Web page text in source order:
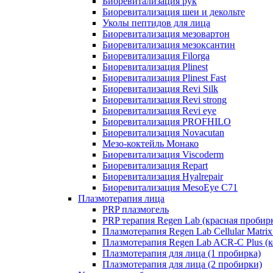
Биоревитализация шеи и декольте
Уколы пептидов для лица
Биоревитализация мезовартон
Биоревитализация мезоксантин
Биоревитализация Filorga
Биоревитализация Plinest
Биоревитализация Plinest Fast
Биоревитализация Revi Silk
Биоревитализация Revi strong
Биоревитализация Revi eye
Биоревитализация PROFHILO
Биоревитализация Novacutan
Мезо-коктейль Монако
Биоревитализация Viscoderm
Биоревитализация Repart
Биоревитализация Hyalrepair
Биоревитализация MesoEye C71
Плазмотерапия лица
PRP плазмогель
PRP терапия Regen Lab (красная
Плазмотерапия Regen Lab Cellular
Плазмотерапия Regen Lab ACR-C Plus
Плазмотерапия для лица (1 пробирка)
Плазмотерапия для лица (2 пробирки)